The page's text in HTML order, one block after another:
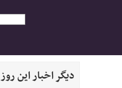
دیگر اخبار این روز